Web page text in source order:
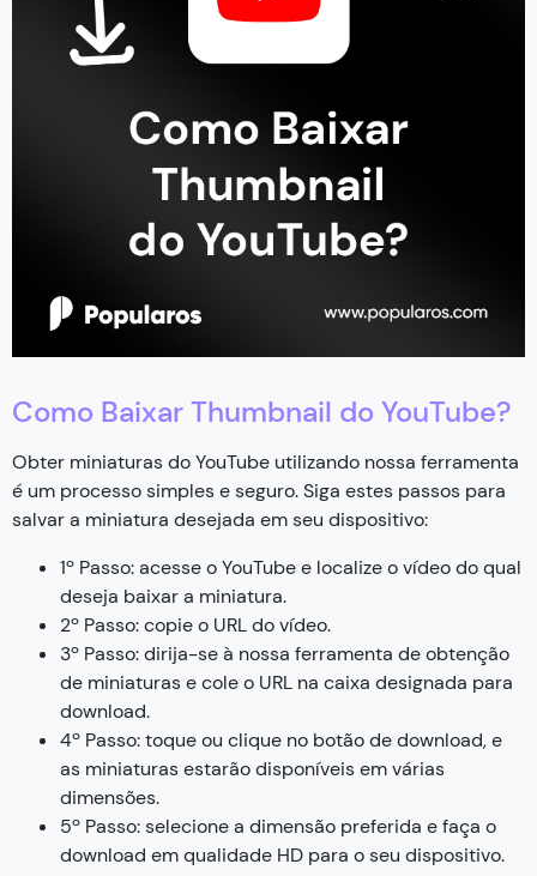
Como Baixar Thumbnail do YouTube?
Obter miniaturas do YouTube utilizando nossa ferramenta
é um processo simples e seguro. Siga estes passos para
salvar a miniatura desejada em seu dispositivo:
1º Passo: acesse o YouTube e localize o vídeo do qual
deseja baixar a miniatura.
2º Passo: copie o URL do vídeo.
3º Passo: dirija-se à nossa ferramenta de obtenção
de miniaturas e cole o URL na caixa designada para
download.
4º Passo: toque ou clique no botão de download, e
as miniaturas estarão disponíveis em várias
dimensões.
5º Passo: selecione a dimensão preferida e faça o
download em qualidade HD para o seu dispositivo.